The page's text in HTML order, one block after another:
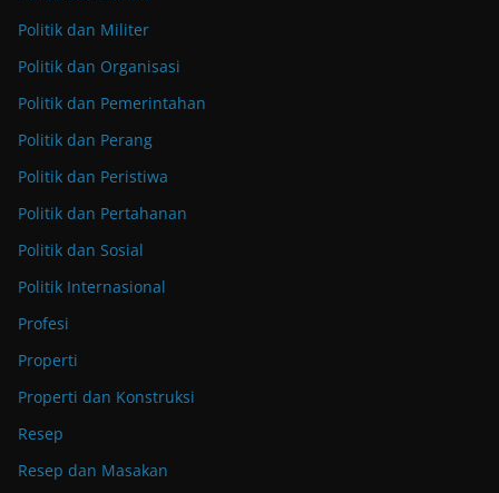
Politik dan Militer
Politik dan Organisasi
Politik dan Pemerintahan
Politik dan Perang
Politik dan Peristiwa
Politik dan Pertahanan
Politik dan Sosial
Politik Internasional
Profesi
Properti
Properti dan Konstruksi
Resep
Resep dan Masakan